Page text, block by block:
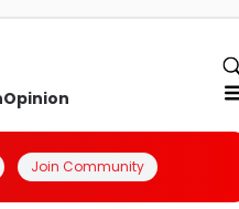
Opinion
Join Community